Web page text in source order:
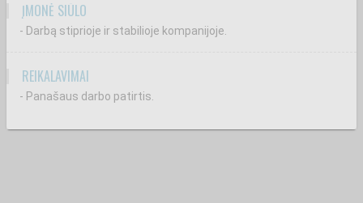
ĮMONĖ SIŪLO
- Darbą stiprioje ir stabilioje kompanijoje.
REIKALAVIMAI
- Panašaus darbo patirtis.